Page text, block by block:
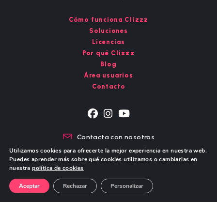
Cómo funciona Clizzz
Soluciones
Licencias
Por qué Clizzz
Blog
Área usuarios
Contacto
abre
una
nueva
abre
una
nueva
abre
una
nueva
Contacta con nosotros
Chat de WhatsApp
Aviso Legal – Política de Privacidad Política de cookies
Utilizamos cookies para ofrecerte la mejor experiencia en nuestra web.
Puedes aprender más sobre qué cookies utilizamos o cambiarlas en
nuestrapolítica de cookies
Aceptar Rechazar Personalizar